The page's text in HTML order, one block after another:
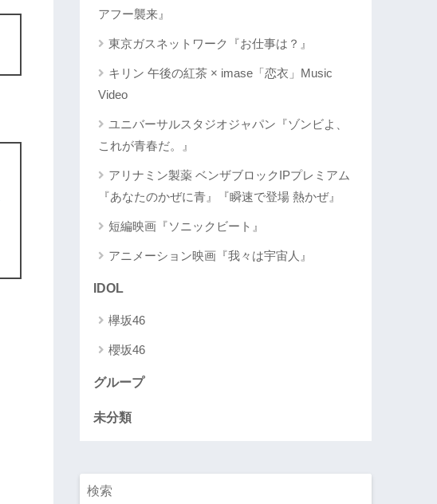
アフー襲来』
東京ガスネットワーク『お仕事は？』
キリン 午後の紅茶 × imase「恋衣」Music
Video
ユニバーサルスタジオジャパン『ゾンビよ、
これが青春だ。』
アリナミン製薬 ベンザブロックIPプレミアム
『あなたのかぜに青』『瞬速で登場 熱かぜ』
短編映画『ソニックビート』
アニメーション映画『我々は宇宙人』
IDOL
欅坂46
櫻坂46
グループ
未分類